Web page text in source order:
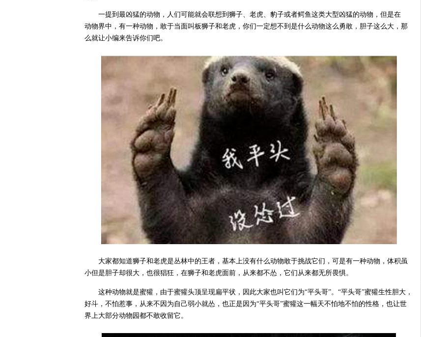
一提到最凶猛的动物，人们可能就会联想到狮子、老虎、豹子或者鳄鱼这类大型凶猛的动物，但是在
动物界中，有一种动物，敢于当面叫板狮子和老虎，你们一定想不到是什么动物这么勇敢，胆子这么大，那
么就让小编来告诉你们吧。
大家都知道狮子和老虎是丛林中的王者，基本上没有什么动物敢于挑战它们，可是有一种动物，体积虽
小但是胆子却很大，也很猖狂，在狮子和老虎面前，从来都不怂，它们从来都无所畏惧。
这种动物就是蜜獾，由于蜜獾头顶呈现扁平状，因此大家也叫它们为“平头哥”。“平头哥”蜜獾生性胆大，
好斗，不怕惹事，从来不因为自己弱小就怂，也正是因为“平头哥”蜜獾这一幅天不怕地不怕的性格，也让世
界上大部分动物园都不敢收留它。